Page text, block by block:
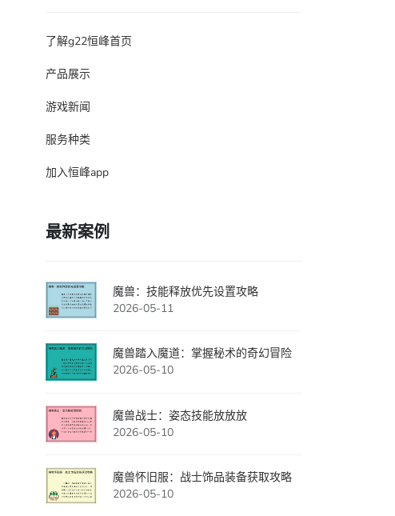
了解g22恒峰首页
产品展示
游戏新闻
服务种类
加入恒峰app
最新案例
魔兽：技能释放优先设置攻略
2026-05-11
魔兽踏入魔道：掌握秘术的奇幻冒险
2026-05-10
魔兽战士：姿态技能放放放
2026-05-10
魔兽怀旧服：战士饰品装备获取攻略
2026-05-10